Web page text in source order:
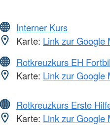
Interner Kurs
Karte: Link zur Google
Rotkreuzkurs EH
Karte: Link zur Google
Rotkreuzkurs Erste
Karte: Link zur Google